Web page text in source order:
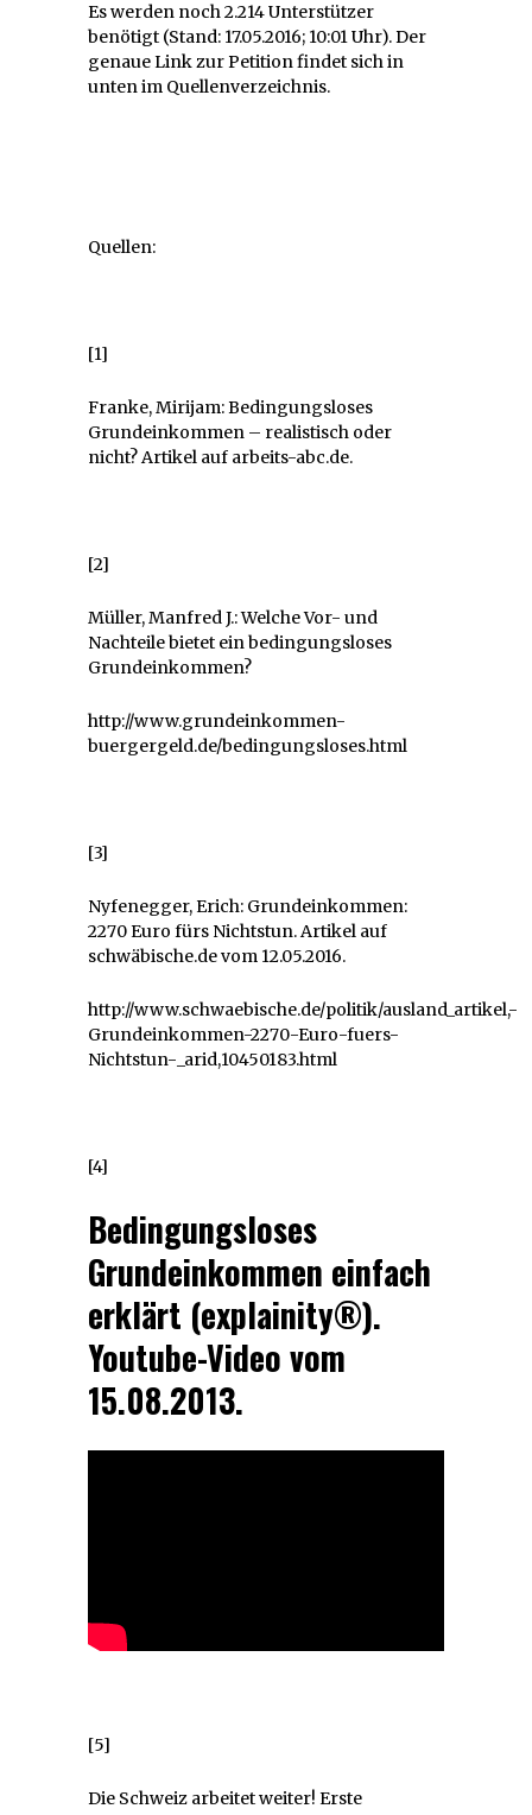
Es werden noch 2.214 Unterstützer
benötigt (Stand: 17.05.2016; 10:01 Uhr). Der
genaue Link zur Petition findet sich in
unten im Quellenverzeichnis.
Quellen:
[1]
Franke, Mirijam: Bedingungsloses
Grundeinkommen – realistisch oder
nicht? Artikel auf arbeits-abc.de.
[2]
Müller, Manfred J.: Welche Vor- und
Nachteile bietet ein bedingungsloses
Grundeinkommen?
http://www.grundeinkommen-
buergergeld.de/bedingungsloses.html
[3]
Nyfenegger, Erich: Grundeinkommen:
2270 Euro fürs Nichtstun. Artikel auf
schwäbische.de vom 12.05.2016.
http://www.schwaebische.de/politik/ausland_artikel,-
Grundeinkommen-2270-Euro-fuers-
Nichtstun-_arid,10450183.html
[4]
Bedingungsloses
Grundeinkommen einfach
erklärt (explainity®).
Youtube-Video vom
15.08.2013.
[5]
Die Schweiz arbeitet weiter! Erste